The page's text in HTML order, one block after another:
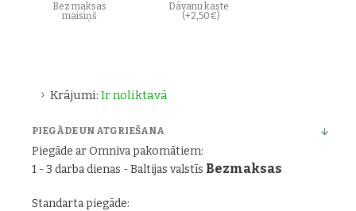
Krājumi: Ir noliktavā
Bez maksas
maisiņš
Dāvanu kaste
(+2,50€)
PIEGĀDE UN ATGRIEŠANA
Piegāde ar Omniva pakomātiem:
1 - 3 darba dienas - Baltijas valstīs Bezmaksas
Standarta piegāde: